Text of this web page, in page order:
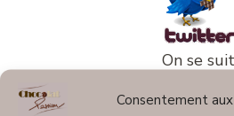
Consentement
On se suit